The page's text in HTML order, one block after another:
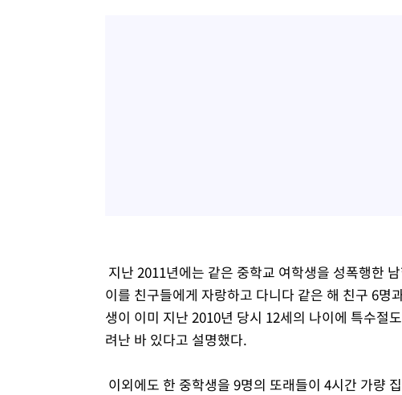
지난 2011년에는 같은 중학교 여학생을 성폭행한
이를 친구들에게 자랑하고 다니다 같은 해 친구 6
생이 이미 지난 2010년 당시 12세의 나이에 특수절
려난 바 있다고 설명했다.
이외에도 한 중학생을 9명의 또래들이 4시간 가량